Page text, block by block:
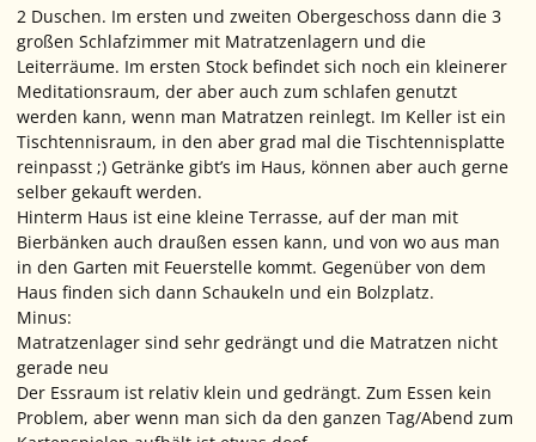
2 Duschen. Im ersten und zweiten Obergeschoss dann die 3
großen Schlafzimmer mit Matratzenlagern und die
Leiterräume. Im ersten Stock befindet sich noch ein kleinerer
Meditationsraum, der aber auch zum schlafen genutzt
werden kann, wenn man Matratzen reinlegt. Im Keller ist ein
Tischtennisraum, in den aber grad mal die Tischtennisplatte
reinpasst ;) Getränke gibt’s im Haus, können aber auch gerne
selber gekauft werden.
Hinterm Haus ist eine kleine Terrasse, auf der man mit
Bierbänken auch draußen essen kann, und von wo aus man
in den Garten mit Feuerstelle kommt. Gegenüber von dem
Haus finden sich dann Schaukeln und ein Bolzplatz.
Minus:
Matratzenlager sind sehr gedrängt und die Matratzen nicht
gerade neu
Der Essraum ist relativ klein und gedrängt. Zum Essen kein
Problem, aber wenn man sich da den ganzen Tag/Abend zum